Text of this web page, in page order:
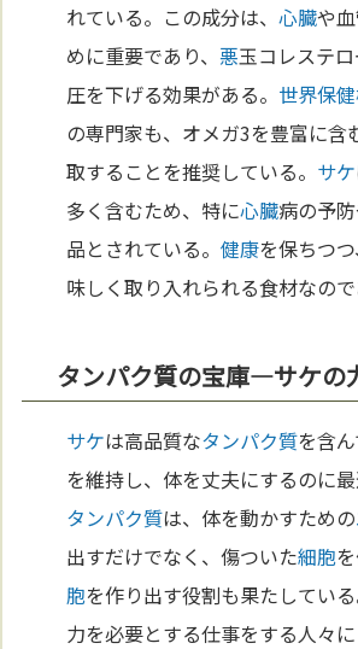
れている。この成分は、心臓や
めに重要であり、悪玉コレステ
圧を下げる効果がある。 世界保
の専門家も、オメガ3を豊富に含
取することを推奨している。 サケ
多く含むため、特に心臓病の予
品とされている。健康を保ちつ
味しく取り入れられる食材なので
タンパク質の宝庫—サケの
サケは高品質なタンパク質を含
を維持し、体を丈夫にするのに最
タンパク質は、体を動かすための
出すだけでなく、傷ついた細胞
胞を作り出す役割も果たしてい
力を必要とする仕事をする人々に